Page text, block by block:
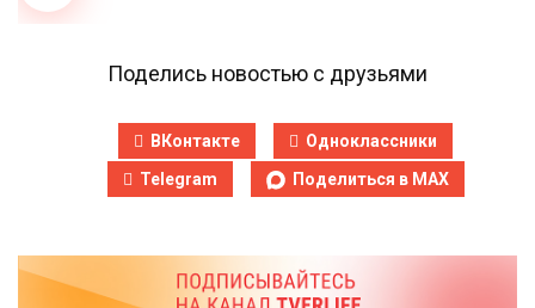
Поделись новостью с друзьями
ВКонтакте
Одноклассники
Telegram
Поделиться в MAX